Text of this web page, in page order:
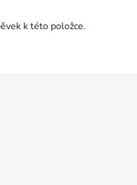
k této položce.